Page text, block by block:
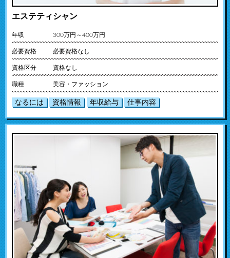
エステティシャン
年収 300万円～400万円
必要資格 必要資格なし
資格区分 資格なし
職種 美容・ファッション
なるには 資格情報 年収給与 仕事内容